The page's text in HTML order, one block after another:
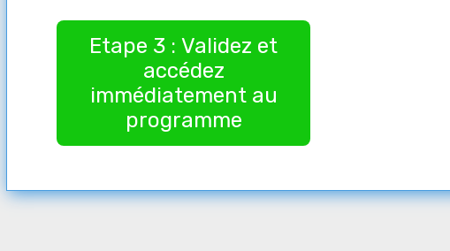
Etape 3 : Validez et
accédez
immédiatement au
programme